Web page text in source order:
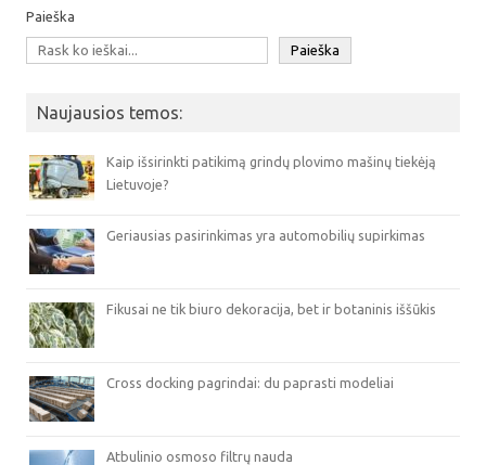
Paieška
Paieška
Naujausios temos:
Kaip išsirinkti patikimą grindų plovimo mašinų tiekėją
Lietuvoje?
Geriausias pasirinkimas yra automobilių supirkimas
Fikusai ne tik biuro dekoracija, bet ir botaninis iššūkis
Cross docking pagrindai: du paprasti modeliai
Atbulinio osmoso filtrų nauda